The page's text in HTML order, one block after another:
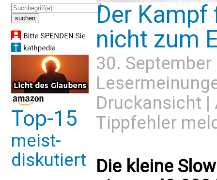
Top-15
meist-
diskutiert
Der Kampf
nicht zum
30.
Druckansicht |
Tippfehler
Die kleine